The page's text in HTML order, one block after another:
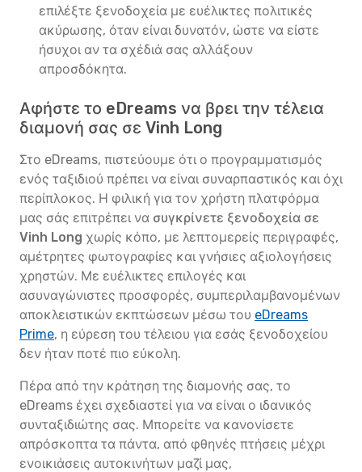
επιλέξτε ξενοδοχεία με ευέλικτες πολιτικές
ακύρωσης, όταν είναι δυνατόν, ώστε να είστε
ήσυχοι αν τα σχέδιά σας αλλάξουν
απροσδόκητα.
Αφήστε το eDreams να βρει την τέλεια
διαμονή σας σε Vinh Long
Στο eDreams, πιστεύουμε ότι ο προγραμματισμός
ενός ταξιδιού πρέπει να είναι συναρπαστικός και όχι
περίπλοκος. Η φιλική για τον χρήστη πλατφόρμα
μας σάς επιτρέπει να συγκρίνετε ξενοδοχεία σε
Vinh Long χωρίς κόπο, με λεπτομερείς περιγραφές,
αμέτρητες φωτογραφίες και γνήσιες αξιολογήσεις
χρηστών. Με ευέλικτες επιλογές και
ασυναγώνιστες προσφορές, συμπεριλαμβανομένων
αποκλειστικών εκπτώσεων μέσω του eDreams
Prime, η εύρεση του τέλειου για εσάς ξενοδοχείου
δεν ήταν ποτέ πιο εύκολη.
Πέρα από την κράτηση της διαμονής σας, το
eDreams έχει σχεδιαστεί για να είναι ο ιδανικός
συνταξιδιώτης σας. Μπορείτε να κανονίσετε
απρόσκοπτα τα πάντα, από φθηνές πτήσεις μέχρι
ενοικιάσεις αυτοκινήτων μαζί μας,